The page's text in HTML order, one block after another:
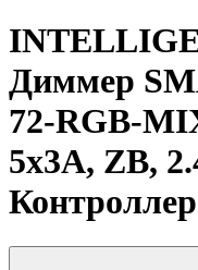
Диммер
72-RGB-
5x3A, ZB,